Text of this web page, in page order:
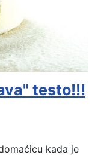
testo!!!
kada je